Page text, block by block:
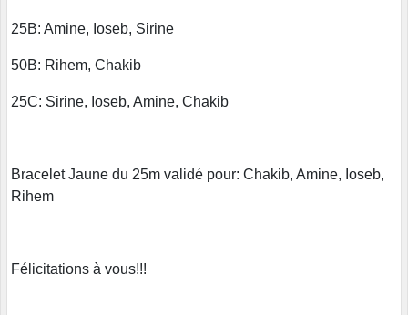
25B: Amine, Ioseb, Sirine
50B: Rihem, Chakib
25C: Sirine, Ioseb, Amine, Chakib
Bracelet Jaune du 25m validé pour: Chakib, Amine, Ioseb,
Rihem
Félicitations à vous!!!